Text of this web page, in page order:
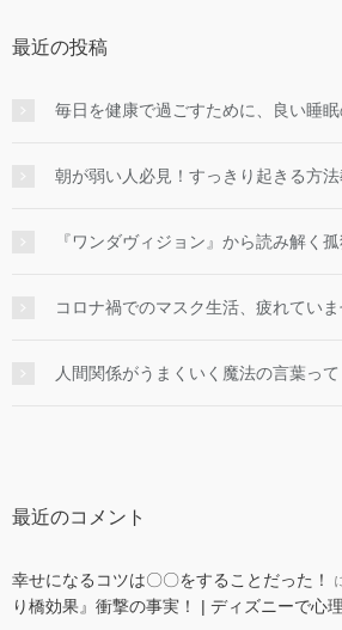
最近の投稿
毎日を健康で過ごすために、良い睡眠
朝が弱い人必見！すっきり起きる方
『ワンダヴィジョン』から読み解く
コロナ禍でのマスク生活、疲れていま
人間関係がうまくいく魔法の言葉って
最近のコメント
幸せになるコツは〇〇をすることだった！
り橋効果』衝撃の事実！ | ディズニーで心